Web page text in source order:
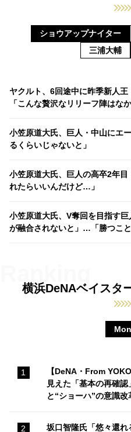
ショウアップナイター
三浦大輔
ヤクルト、6回途中に昨季新人
「こんな贅沢なリリーフ陣はな
小笠原道大氏、巨人・中山にエ
るくらいじゃないと」
小笠原道大氏、巨人の高卒2年目
れたらいいんだけど…」
小笠原道大氏、V奪回を目指す
が融合されないと」…「勝つこと
横浜DeNAベイスタ
【DeNA・From
見えた「基本の再確
と“ショーハ”の意識改
坂口智隆氏「悠々還れ